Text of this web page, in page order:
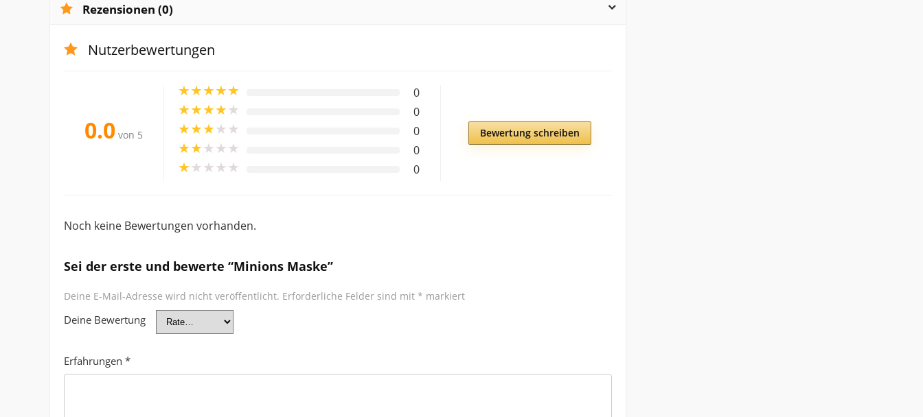
Rezensionen (0)
Nutzerbewertungen
0.0 von 5
★★★★★ 0
★★★★★ 0
★★★★★ 0
★★★★★ 0
★★★★★ 0
Bewertung schreiben
Noch keine Bewertungen vorhanden.
Sei der erste und bewerte “Minions Maske”
Deine E-Mail-Adresse wird nicht veröffentlicht. Erforderliche Felder sind mit * markiert
Deine Bewertung
Erfahrungen *